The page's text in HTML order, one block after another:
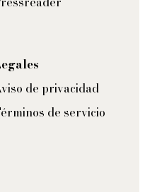
de privacidad
de servicio